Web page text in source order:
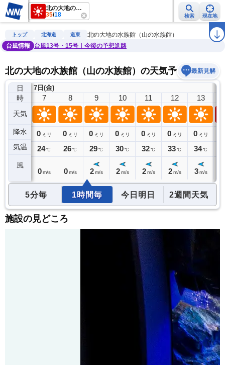
北の大地の水族館（山の水族館）
35/18 検索 現在地
雨雲レーダー 台風情報 地震情報 警報・注意報 ラ
トップ 北海道 道東
北の大地の水族館（山の水族館）
台風情報
台風13号・15号｜今後の予想進路
北の大地の水族館（山の水族館）の天気予報 最新見解
日
時
天気
降水
気温
風
7日(金)
6
0ミリ
20℃
7
0 ミリ
24℃
0 m/s
8
0 ミリ
26℃
0 m/s
9
0 ミリ
29℃
2 m/s
10
0 ミリ
30℃
2 m/s
11
0 ミリ
32℃
2 m/s
12
0 ミリ
33℃
2 m/s
13
0 ミリ
34℃
3 m/s
5分毎 1時間毎 今日明日 2週間天気
施設の見どころ